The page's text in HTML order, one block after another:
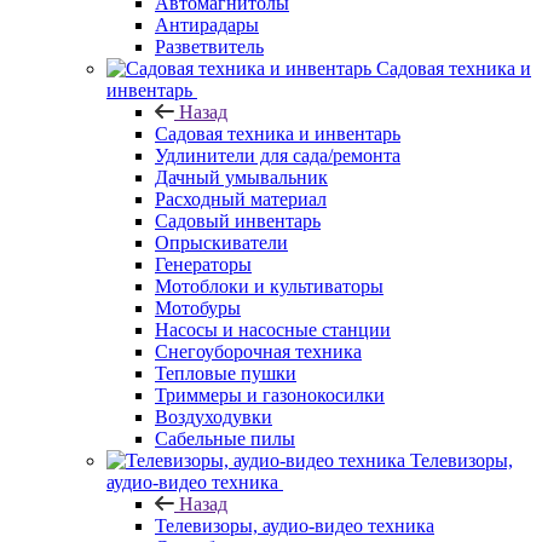
Антирадары
Разветвитель
Садовая техника и
инвентарь
Назад
Садовая техника и инвентарь
Удлинители для сада/ремонта
Дачный умывальник
Расходный материал
Садовый инвентарь
Опрыскиватели
Генераторы
Мотоблоки и культиваторы
Мотобуры
Насосы и насосные станции
Снегоуборочная техника
Тепловые пушки
Триммеры и газонокосилки
Воздуходувки
Сабельные пилы
Телевизоры,
аудио-видео техника
Назад
Телевизоры, аудио-видео техника